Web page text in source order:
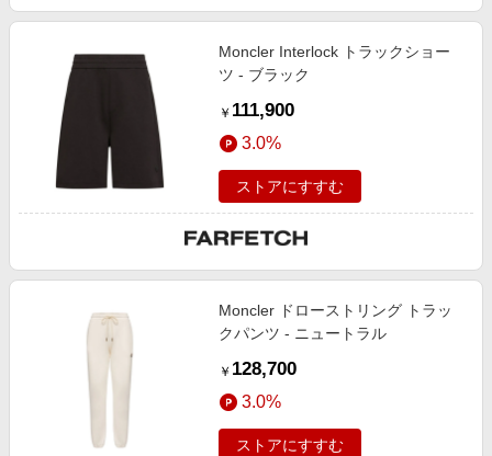
Moncler Interlock トラックショー
ツ - ブラック
￥ 111,900
3.0%
ストアにすすむ
Moncler ドローストリング トラッ
クパンツ - ニュートラル
￥ 128,700
3.0%
ストアにすすむ